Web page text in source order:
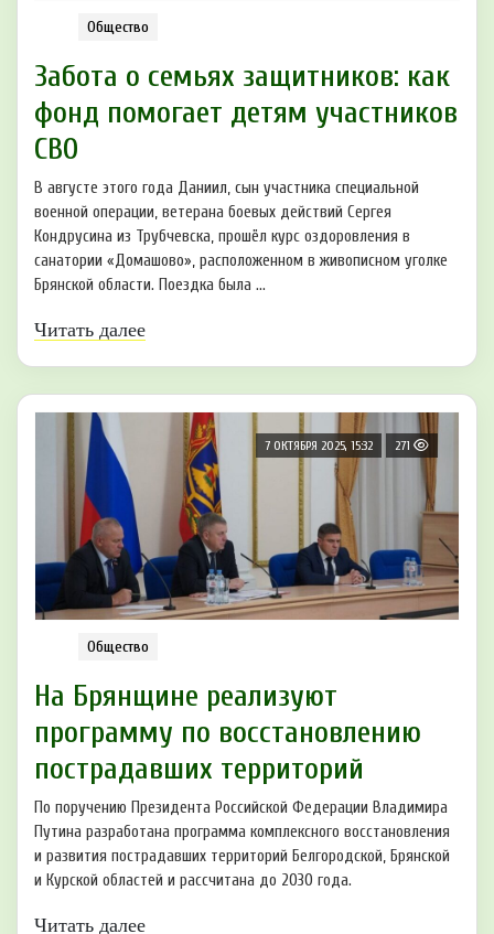
Общество
Забота о семьях защитников: как
фонд помогает детям участников
СВО
В августе этого года Даниил, сын участника специальной
военной операции, ветерана боевых действий Сергея
Кондрусина из Трубчевска, прошёл курс оздоровления в
санатории «Домашово», расположенном в живописном уголке
Брянской области. Поездка была ...
Читать далее
7 ОКТЯБРЯ 2025, 15:32 271
Общество
На Брянщине реализуют
программу по восстановлению
пострадавших территорий
По поручению Президента Российской Федерации Владимира
Путина разработана программа комплексного восстановления
и развития пострадавших территорий Белгородской, Брянской
и Курской областей и рассчитана до 2030 года.
Читать далее